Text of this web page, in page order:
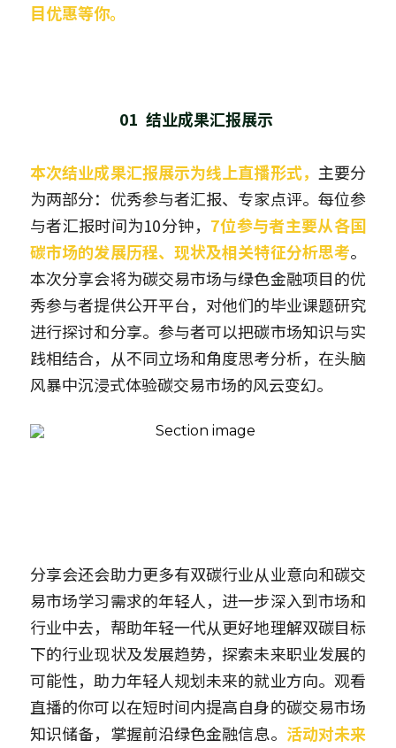
目优惠等你。
01  结业成果汇报展示
本次结业成果汇报展示为线上直播形式， 主要分
为两部分：优秀参与者汇报、专家点评。每位参
与者汇报时间为10分钟， 7位参与者主要从各国
碳市场的发展历程、现状及相关特征分析思考。
本次分享会将为碳交易市场与绿色金融项目的优
秀参与者提供公开平台，对他们的毕业课题研究
进行探讨和分享。参与者可以把碳市场知识与实
践相结合，从不同立场和角度思考分析，在头脑
风暴中沉浸式体验碳交易市场的风云变幻。
分享会还会助力更多有双碳行业从业意向和碳交
易市场学习需求的年轻人，进一步深入到市场和
行业中去，帮助年轻一代从更好地理解双碳目标
下的行业现状及发展趋势，探索未来职业发展的
可能性，助力年轻人规划未来的就业方向。观看
直播的你可以在短时间内提高自身的碳交易市场
知识储备，掌握前沿绿色金融信息。 活动对未来